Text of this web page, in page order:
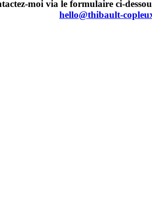
moi via le formulaire ci-
hello@thibault-